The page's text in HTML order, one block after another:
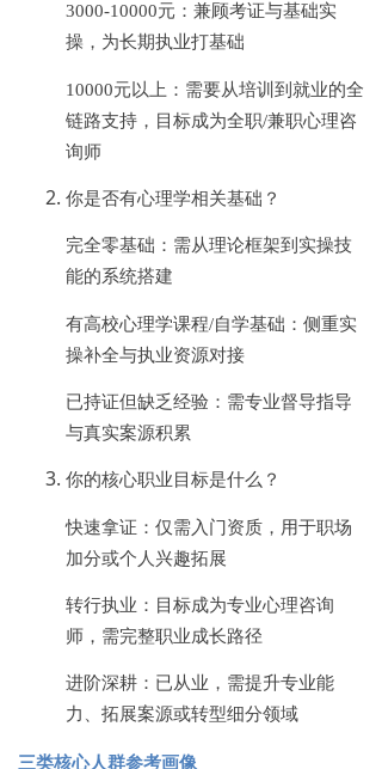
3000-10000元：兼顾考证与基础实
操，为长期执业打基础
10000元以上：需要从培训到就业的全
链路支持，目标成为全职/兼职心理咨
询师
你是否有心理学相关基础？
完全零基础：需从理论框架到实操技
能的系统搭建
有高校心理学课程/自学基础：侧重实
操补全与执业资源对接
已持证但缺乏经验：需专业督导指导
与真实案源积累
你的核心职业目标是什么？
快速拿证：仅需入门资质，用于职场
加分或个人兴趣拓展
转行执业：目标成为专业心理咨询
师，需完整职业成长路径
进阶深耕：已从业，需提升专业能
力、拓展案源或转型细分领域
三类核心人群参考画像